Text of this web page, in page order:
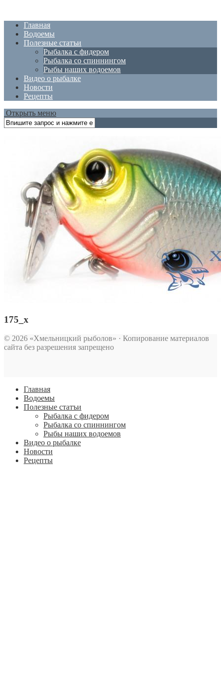
Главная
Водоемы
Полезные статъи
Рыбалка с фидером
Рыбалка со спиннингом
Рыбы наших водоемов
Видео о рыбалке
Новости
Рецепты
Открыть меню
175_x
© 2026 «Хмельницкий рыболов» · Копирование материалов
сайта без разрешения запрещено
Главная
Водоемы
Полезные статъи
Рыбалка с фидером
Рыбалка со спиннингом
Рыбы наших водоемов
Видео о рыбалке
Новости
Рецепты